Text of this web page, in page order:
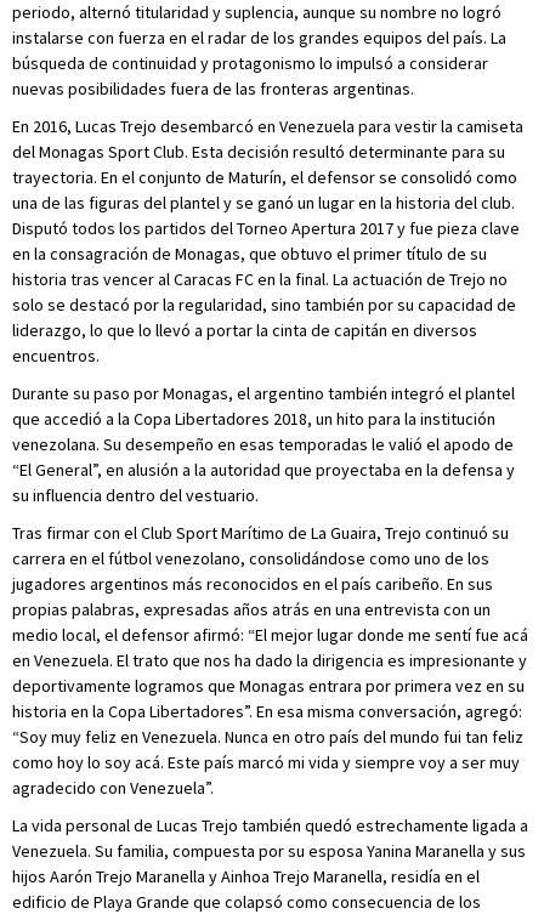
periodo, alternó titularidad y suplencia, aunque su nombre no logró
instalarse con fuerza en el radar de los grandes equipos del país. La
búsqueda de continuidad y protagonismo lo impulsó a considerar
nuevas posibilidades fuera de las fronteras argentinas.
En 2016, Lucas Trejo desembarcó en Venezuela para vestir la camiseta
del Monagas Sport Club. Esta decisión resultó determinante para su
trayectoria. En el conjunto de Maturín, el defensor se consolidó como
una de las figuras del plantel y se ganó un lugar en la historia del club.
Disputó todos los partidos del Torneo Apertura 2017 y fue pieza clave
en la consagración de Monagas, que obtuvo el primer título de su
historia tras vencer al Caracas FC en la final. La actuación de Trejo no
solo se destacó por la regularidad, sino también por su capacidad de
liderazgo, lo que lo llevó a portar la cinta de capitán en diversos
encuentros.
Durante su paso por Monagas, el argentino también integró el plantel
que accedió a la Copa Libertadores 2018, un hito para la institución
venezolana. Su desempeño en esas temporadas le valió el apodo de
“El General”, en alusión a la autoridad que proyectaba en la defensa y
su influencia dentro del vestuario.
Tras firmar con el Club Sport Marítimo de La Guaira, Trejo continuó su
carrera en el fútbol venezolano, consolidándose como uno de los
jugadores argentinos más reconocidos en el país caribeño. En sus
propias palabras, expresadas años atrás en una entrevista con un
medio local, el defensor afirmó: “El mejor lugar donde me sentí fue acá
en Venezuela. El trato que nos ha dado la dirigencia es impresionante y
deportivamente logramos que Monagas entrara por primera vez en su
historia en la Copa Libertadores”. En esa misma conversación, agregó:
“Soy muy feliz en Venezuela. Nunca en otro país del mundo fui tan feliz
como hoy lo soy acá. Este país marcó mi vida y siempre voy a ser muy
agradecido con Venezuela”.
La vida personal de Lucas Trejo también quedó estrechamente ligada a
Venezuela. Su familia, compuesta por su esposa Yanina Maranella y sus
hijos Aarón Trejo Maranella y Ainhoa Trejo Maranella, residía en el
edificio de Playa Grande que colapsó como consecuencia de los